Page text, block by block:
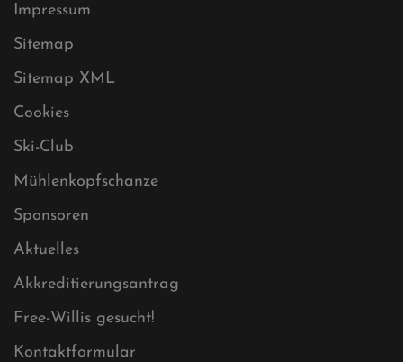
Impressum
Sitemap
Sitemap XML
Cookies
Ski-Club
Mühlenkopfschanze
Sponsoren
Aktuelles
Akkreditierungsantrag
Free-Willis gesucht!
Kontaktformular